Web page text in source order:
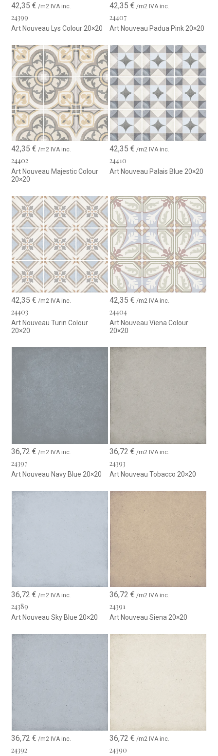
42,35€ /m2 IVA inc.
24399
Art Nouveau Lys Colour 20×20
42,35 € /m2 IVA inc.
24407
Art Nouveau Padua Pink 20×20
42,35€ /m2 IVA inc.
24402
Art Nouveau Majestic Colour
20×20
42,35 € /m2 IVA inc.
24410
Art Nouveau Palais Blue 20×20
42,35€ /m2 IVA inc.
24403
Art Nouveau Turin Colour
20×20
42,35 € /m2 IVA inc.
24404
Art Nouveau Viena Colour
20×20
36,72€ /m2 IVA inc.
24397
Art Nouveau Navy Blue 20×20
36,72 € /m2 IVA inc.
24393
Art Nouveau Tobacco 20×20
36,72€ /m2 IVA inc.
24389
Art Nouveau Sky Blue 20×20
36,72 € /m2 IVA inc.
24391
Art Nouveau Siena 20×20
36,72€ /m2 IVA inc.
24392
36,72 € /m2 IVA inc.
24390